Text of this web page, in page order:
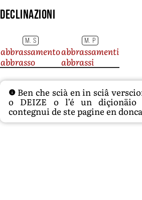
Declinazioni
M. S M. P
abbrassamentoabbrassamenti
abbrasso
abbrassi
Ben che scià en in sciâ
o DEIZE o l’é un diçionäio
contegnui de ste pagine en